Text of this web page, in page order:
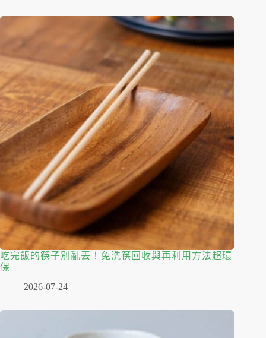
吃完飯的筷子別亂丟！免洗筷回收與再利用方法超環
保
2026-07-24